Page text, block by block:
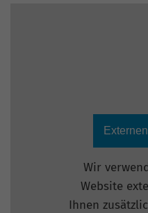
Wir
Website
Ihnen